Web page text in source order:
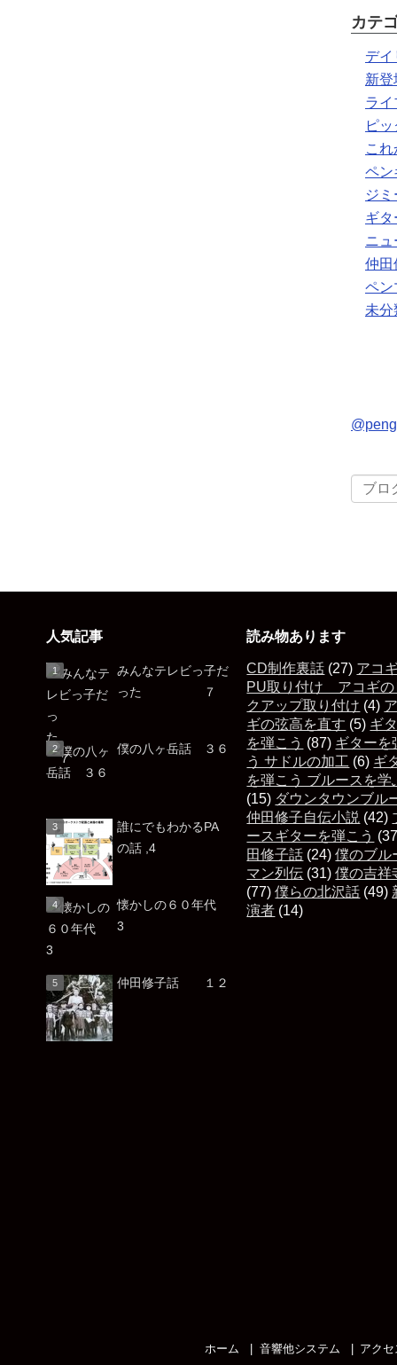
カテ
デイ
新登
ライ
ピ
こ
ペン
ジ
ギタ
ニュ
仲田
ペン
未分
人気記事
みんなテレビっ子だ
った ７
僕の八ヶ岳話 ３６
誰にでもわかるPA
の話 ,4
懐かしの６０年代
3
仲田修子話 １２
読み物あります
CD制作裏話 (27) アコ
PU取り付け アコギの
クアップ取り付け (4)
ギの弦高を直す (5) ギ
を弾こう (87) ギターを
う サドルの加工 (6) ギ
を弾こう ブルースを学
(15) ダウンタウンブル
仲田修子自伝小説 (42)
ースギターを弾こう
田修子話 (24)僕のブル
マン列伝 (31)僕の吉祥
(77)僕らの北沢話 (49)
演者 (14)
ホーム 音響他システム
アクセ